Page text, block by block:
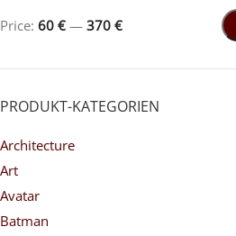
Price: 60 € — 370 €
PRODUKT-KATEGORIEN
Architecture
Art
Avatar
Batman